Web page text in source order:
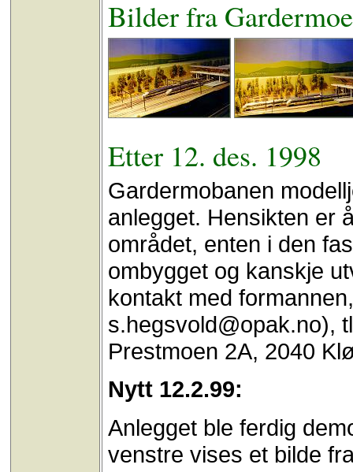
Bilder fra
Etter 12. des. 1998
Gardermobanen
anlegget. Hensikten er
området, enten i den
ombygget og kanskje
kontakt med
s.hegsvold@opak.no),
Prestmoen 2A, 2040
Nytt 12.2.99:
Anlegget ble ferdig
venstre vises et bilde